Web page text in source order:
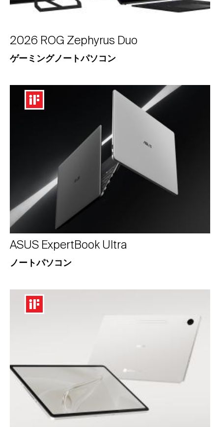
2026 ROG Zephyrus Duo
ゲーミングノートパソコン
ASUS ExpertBook Ultra
ノートパソコン